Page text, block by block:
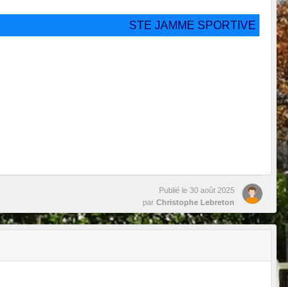
STE JAMME SPORTIVE
Publié le 30 août 2025
par Christophe Lebreton